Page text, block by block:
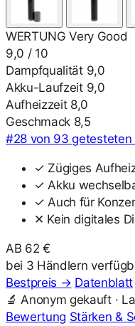
WERTUNG Very Good
9,0 / 10
Dampfqualität 9,0
Akku-Laufzeit 9,0
Aufheizzeit 8,0
Geschmack 8,5
#28 von 93 getesteten
✓ Zügiges
✓ Akku
✓ Auch für
✕ Kein digitales
AB 62 €
bei 3 Händlern
Bestpreis → Datenblatt
🔬 Anonym gekauft ·
Bewertung Stärken &